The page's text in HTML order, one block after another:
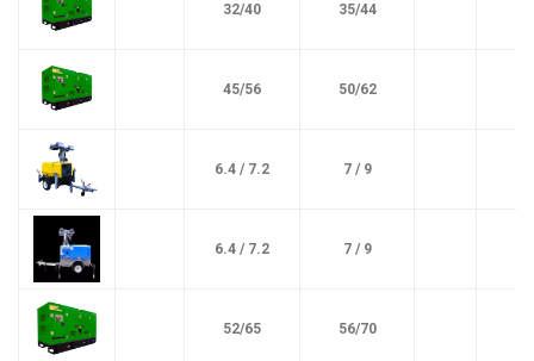
32/40 35/44
45/56 50/62
6.4 / 7.2 7 / 9
6.4 / 7.2 7 / 9
52/65 56/70